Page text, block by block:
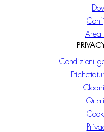
Area
Condizioni